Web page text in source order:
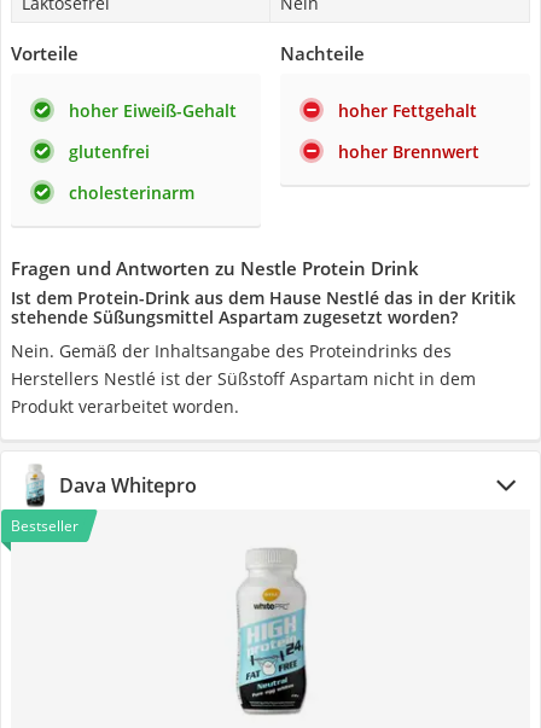
Vorteile
hoher Eiweiß-Gehalt
glutenfrei
cholesterinarm
Nachteile
hoher Fettgehalt
hoher Brennwert
Fragen und Antworten zu Nestle Protein Drink
Ist dem Protein-Drink aus dem Hause Nestlé das in der Kritik
stehende Süßungsmittel Aspartam zugesetzt worden?
Nein. Gemäß der Inhaltsangabe des Proteindrinks des
Herstellers Nestlé ist der Süßstoff Aspartam nicht in dem
Produkt verarbeitet worden.
Dava Whitepro
Bestseller